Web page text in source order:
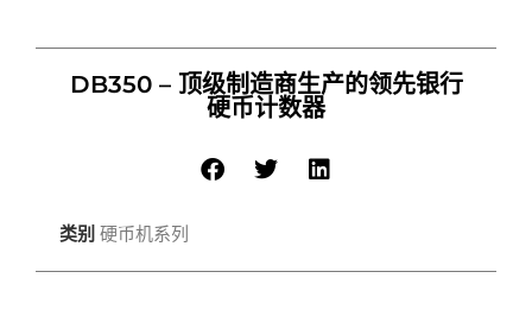
DB350 – 顶级制造商生产的领先银行
硬币计数器
类别 硬币机系列